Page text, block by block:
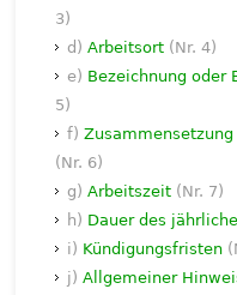
3)
d)Arbeitsort (Nr. 4)
e) Bezeichnung oder
5)
f)
(Nr. 6)
g)Arbeitszeit (Nr. 7)
h) Dauer des
i) Kündigungsfristen
j)Allgemeiner